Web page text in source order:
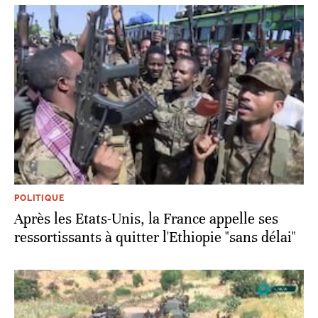
POLITIQUE
Après les Etats-Unis, la France appelle ses
ressortissants à quitter l'Ethiopie "sans délai"